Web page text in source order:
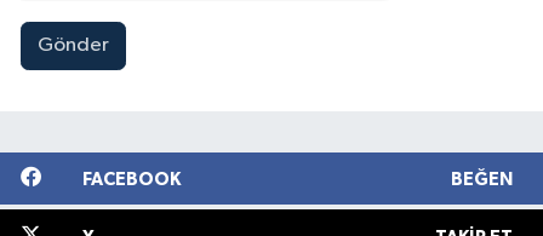
Gönder
FACEBOOK BEĞEN